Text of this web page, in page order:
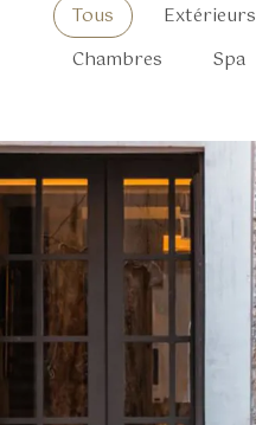
Tous Extérieurs
Chambres
Spa